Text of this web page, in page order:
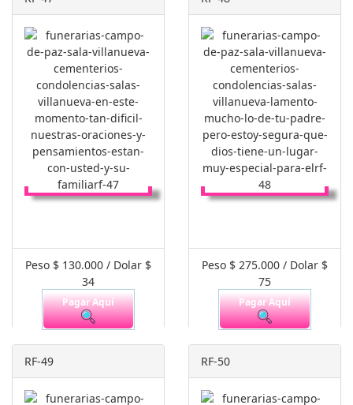
Peso $ 130.000 / Dolar $
34
Pagar Aquí
Peso $ 275.000 / Dolar $
75
Pagar Aquí
RF-49 RF-50